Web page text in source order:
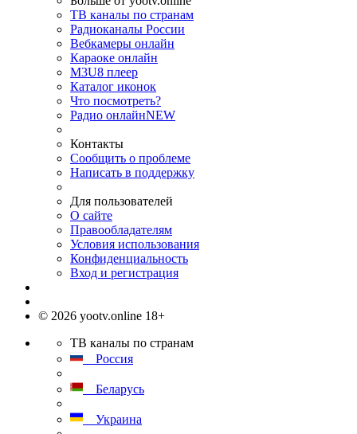
ТВ каналы по странам
Радиоканалы России
Вебкамеры онлайн
Караоке онлайн
M3U8 плеер
Каталог иконок
Что посмотреть?
Радио онлайнNEW
Контакты
Сообщить о проблеме
Написать в поддержку
Для пользователей
О сайте
Правообладателям
Условия использования
Конфиденциальность
Вход и регистрация
© 2026 yootv.online 18+
ТВ каналы по странам
Россия
Беларусь
Украина